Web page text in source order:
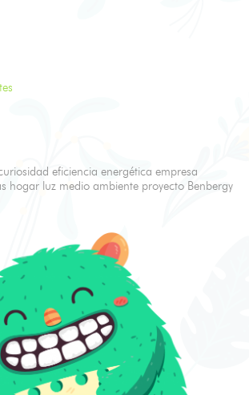
eficiencia energética empresa
hogar luz medio ambiente proyecto Benbergy